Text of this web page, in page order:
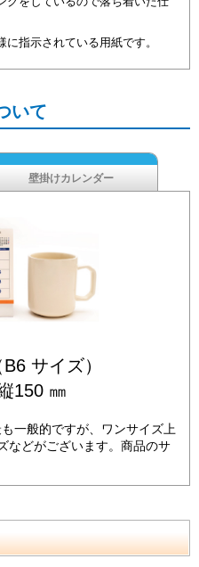
指示されている用紙です。
いて
壁掛けカレンダー
サイズ）
150 ㎜
一般的ですが、ワンサイズ上
などがございます。商品のサ